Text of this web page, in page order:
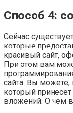
Способ 4:
Сейчас
которые
красивый сайт,
При этом вам
сайта. Вы можете,
который
вложений. О чем